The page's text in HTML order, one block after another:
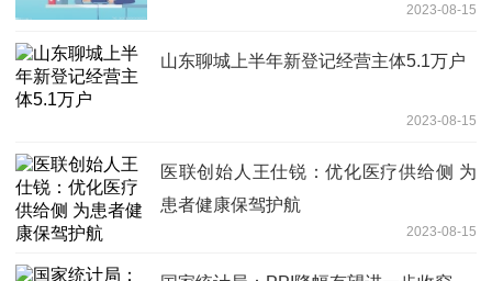
2023-08-15
山东聊城上半年新登记经营主体5.1万户
2023-08-15
医联创始人王仕锐：优化医疗供给侧 为
患者健康保驾护航
2023-08-15